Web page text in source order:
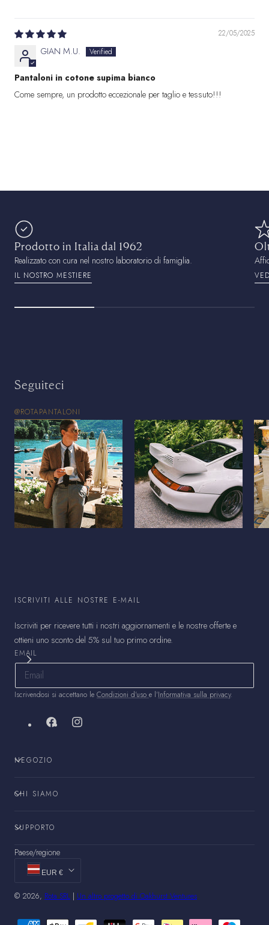
22/05/2025
GIAN M.U.
Pantaloni in cotone supima bianco
Come sempre, un prodotto eccezionale per taglio e tessuto!!!
Prodotto in Italia dal 1962
Realizzato con cura nel nostro laboratorio di famiglia.
IL NOSTRO MESTIERE
Seguiteci
@ROTAPANTALONI
ISCRIVITI ALLE NOSTRE E-MAIL
Iscriviti per ricevere tutti i nostri aggiornamenti e le nostre offerte e
ottieni uno sconto del 5% sul tuo primo ordine.
EMAIL
Iscrivendosi si accettano le Condizioni d'uso e l'Informativa sulla privacy.
FacebookInstagram
NEGOZIO
CHI SIAMO
SUPPORTO
Paese/regione
EUR €
© 2026, Rota SRL | Un altro progetto di Oakhurst Ventures
Metodi